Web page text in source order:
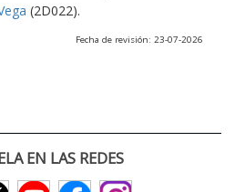
(2D022).
Fecha de revisión: 23-07-2026
EN LAS REDES